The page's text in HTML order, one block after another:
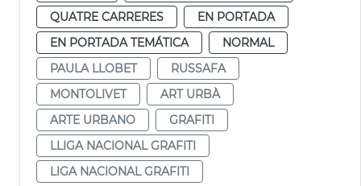
QUATRE CARRERES
EN PORTADA
EN PORTADA TEMÁTICA
NORMAL
PAULA LLOBET
RUSSAFA
MONTOLIVET
ART URBÀ
ARTE URBANO
GRAFITI
LLIGA NACIONAL GRAFITI
LIGA NACIONAL GRAFITI